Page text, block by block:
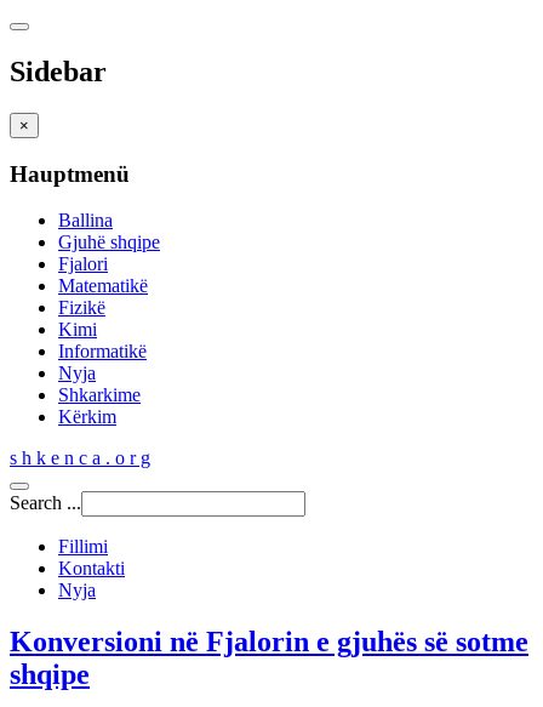
Sidebar
×
Hauptmenü
Ballina
Gjuhë shqipe
Fjalori
Matematikë
Fizikë
Kimi
Informatikë
Nyja
Shkarkime
Kërkim
s h k e n c a . o r g
Search ...
Fillimi
Kontakti
Nyja
Konversioni në Fjalorin e gjuhës së sotme
shqipe